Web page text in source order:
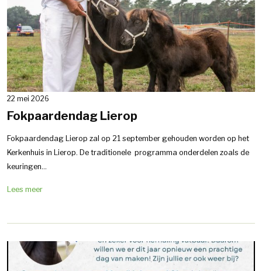
22 mei 2026
Fokpaardendag Lierop
Fokpaardendag Lierop zal op 21 september gehouden worden op het
Kerkenhuis in Lierop. De traditionele programma onderdelen zoals de
keuringen...
Lees meer